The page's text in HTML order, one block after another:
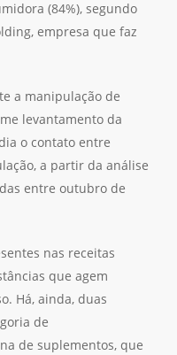
(84%), segundo
empresa que faz
a manipulação de
levantamento da
o contato entre
a partir da análise
entre outubro de
nas receitas
que agem
Há, ainda, duas
de
de suplementos, que